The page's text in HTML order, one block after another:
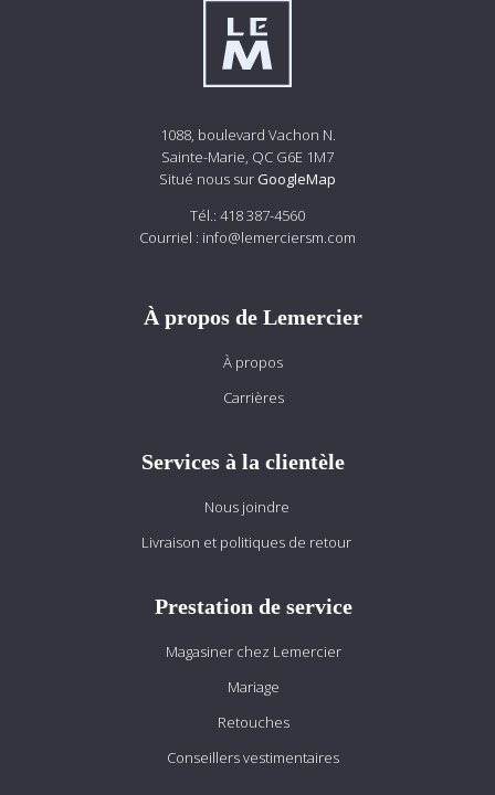
1088, boulevard Vachon N.
Sainte-Marie, QC G6E 1M7
Situé nous sur GoogleMap
Tél.: 418 387-4560
Courriel : info@lemerciersm.com
À propos de Lemercier
À propos
Carrières
Services à la clientèle
Nous joindre
Livraison et politiques de retour
Prestation de service
Magasiner chez Lemercier
Mariage
Retouches
Conseillers vestimentaires